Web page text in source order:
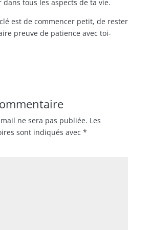
tous les aspects de ta vie.
est de commencer petit, de rester
preuve de patience avec toi-
ne sera pas publiée. Les
sont indiqués avec *